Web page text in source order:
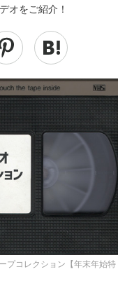
オをご紹介！
プコレクション【年末年始特